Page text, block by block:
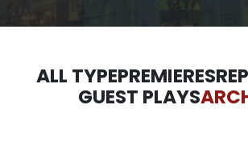
ALL TYPEPREMIERES
GUEST PLAYS